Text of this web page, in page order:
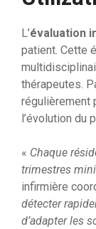
L’évaluation
patient. Cette
thérapeutes.
régulièrement
l’évolution du
« Chaque
trimestres
infirmière
détecter
d’adapter les